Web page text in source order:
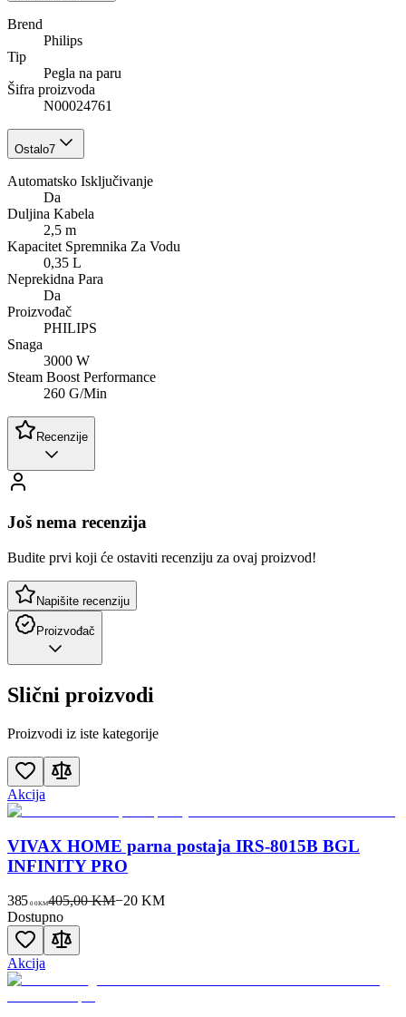
Brend
Philips
Tip
Pegla na paru
Šifra proizvoda
N00024761
Ostalo7
Automatsko Isključivanje
Da
Duljina Kabela
2,5 m
Kapacitet Spremnika Za Vodu
0,35 L
Neprekidna Para
Da
Proizvođač
PHILIPS
Snaga
3000 W
Steam Boost Performance
260 G/Min
Recenzije
Još nema recenzija
Budite prvi koji će ostaviti recenziju za ovaj proizvod!
Napišite recenziju
Proizvođač
Slični proizvodi
Proizvodi iz iste kategorije
Akcija
VIVAX HOME parna postaja IRS-8015B BGL
INFINITY PRO
385 00KM405,00 KM−20 KM
Dostupno
Akcija